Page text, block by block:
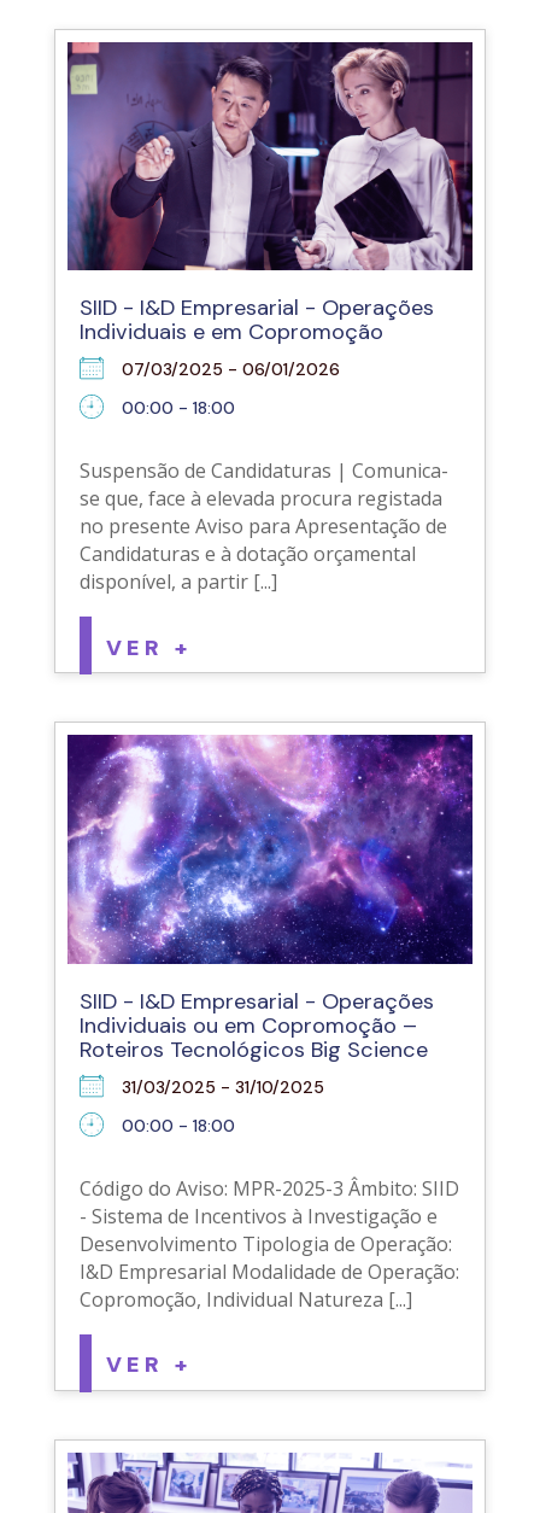
SIID - I&D Empresarial - Operações
Individuais e em Copromoção
07/03/2025 - 06/01/2026
00:00 - 18:00
Suspensão de Candidaturas | Comunica-
se que, face à elevada procura registada
no presente Aviso para Apresentação de
Candidaturas e à dotação orçamental
disponível, a partir [...]
VER +
SIID - I&D Empresarial - Operações
Individuais ou em Copromoção –
Roteiros Tecnológicos Big Science
31/03/2025 - 31/10/2025
00:00 - 18:00
Código do Aviso: MPR-2025-3 Âmbito: SIID
- Sistema de Incentivos à Investigação e
Desenvolvimento Tipologia de Operação:
I&D Empresarial Modalidade de Operação:
Copromoção, Individual Natureza [...]
VER +